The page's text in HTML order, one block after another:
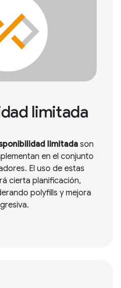
limitada
limitada son
en el conjunto
El uso de estas
cierta planificación,
polyfills y mejora